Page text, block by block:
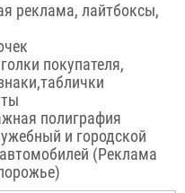
реклама, лайтбоксы,
покупателя,
полиграфия
и городской
(Реклама